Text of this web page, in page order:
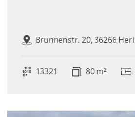
Brunnenstr. 20, 36266
13321 80 m²